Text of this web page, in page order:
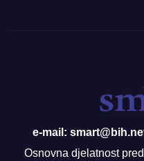
e-mail:
Osnovna djelatnost